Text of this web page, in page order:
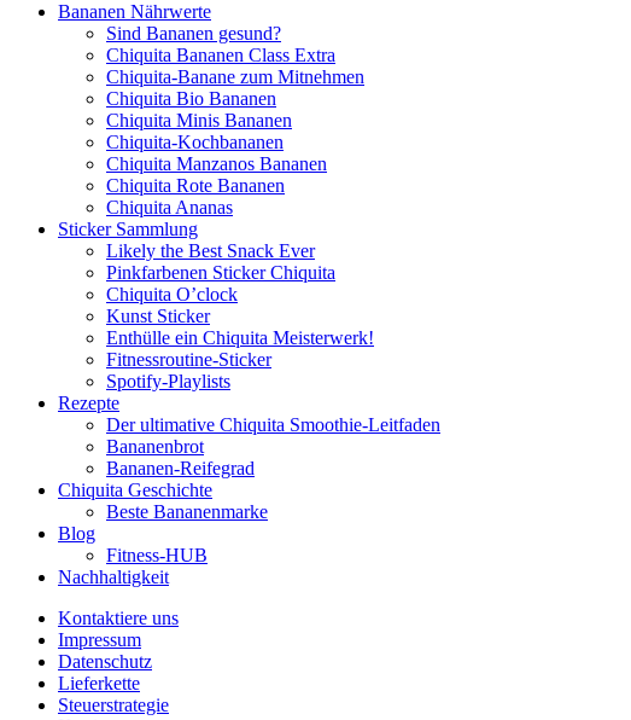
Bananen Nährwerte
Sind Bananen gesund?
Chiquita Bananen Class Extra
Chiquita-Banane zum Mitnehmen
Chiquita Bio Bananen
Chiquita Minis Bananen
Chiquita-Kochbananen
Chiquita Manzanos Bananen
Chiquita Rote Bananen
Chiquita Ananas
Sticker Sammlung
Likely the Best Snack Ever
Pinkfarbenen Sticker Chiquita
Chiquita O’clock
Kunst Sticker
Enthülle ein Chiquita Meisterwerk!
Fitnessroutine-Sticker
Spotify-Playlists
Rezepte
Der ultimative Chiquita Smoothie-Leitfaden
Bananenbrot
Bananen-Reifegrad
Chiquita Geschichte
Beste Bananenmarke
Blog
Fitness-HUB
Nachhaltigkeit
Kontaktiere uns
Impressum
Datenschutz
Lieferkette
Steuerstrategie